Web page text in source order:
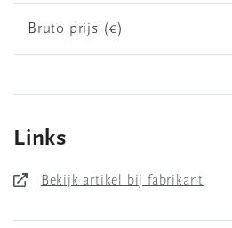
Bruto prijs (€)
Links
Bekijk artikel bij fabrikant